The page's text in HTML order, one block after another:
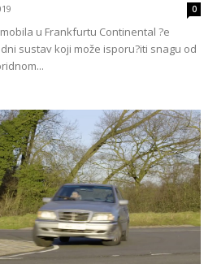
0
u Frankfurtu Continental ?e
sustav koji može isporu?iti snagu od